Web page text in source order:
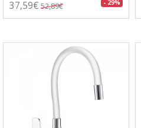
37,59€ 52,89€ - 29%